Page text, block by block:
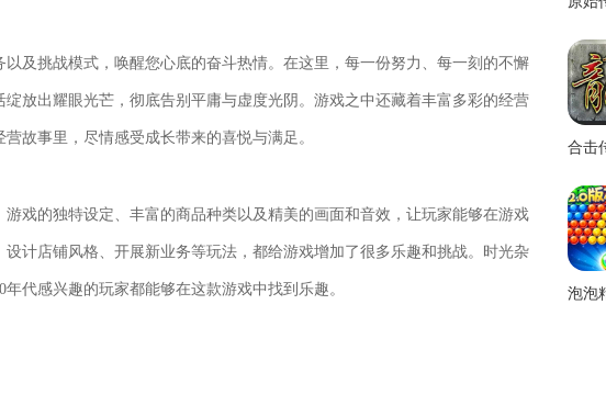
及挑战模式，唤醒您心底的奋斗热情。在这里，每一份努力、每一刻的不懈
放出耀眼光芒，彻底告别平庸与虚度光阴。游戏之中还藏着丰富多彩的经营
故事里，尽情感受成长带来的喜悦与满足。
戏的独特设定、丰富的商品种类以及精美的画面和音效，让玩家能够在游戏
计店铺风格、开展新业务等玩法，都给游戏增加了很多乐趣和挑战。时光杂
代感兴趣的玩家都能够在这款游戏中找到乐趣。